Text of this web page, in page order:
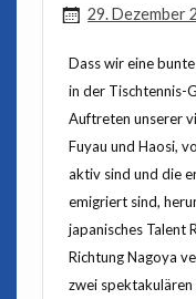
29. Dezember
Dass wir eine
in der Tischtennis-
Auftreten unserer
Fuyau und Haosi,
aktiv sind und die
emigriert sind,
japanisches Talent
Richtung Nagoya
zwei